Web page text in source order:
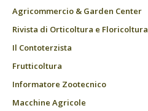
Agricommercio & Garden Center
Rivista di Orticoltura e Floricoltura
Il Contoterzista
Frutticoltura
Informatore Zootecnico
Macchine Agricole